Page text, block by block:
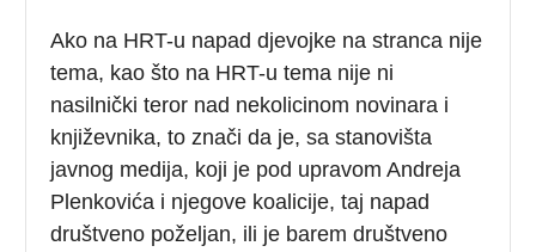
Ako na HRT-u napad djevojke na stranca nije
tema, kao što na HRT-u tema nije ni
nasilnički teror nad nekolicinom novinara i
književnika, to znači da je, sa stanovišta
javnog medija, koji je pod upravom Andreja
Plenkovića i njegove koalicije, taj napad
društveno poželjan, ili je barem društveno